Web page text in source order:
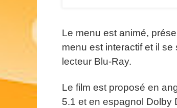
Le menu est animé,
menu est interactif et il
lecteur Blu-Ray.
Le film est proposé en
5.1 et en espagnol Dolby